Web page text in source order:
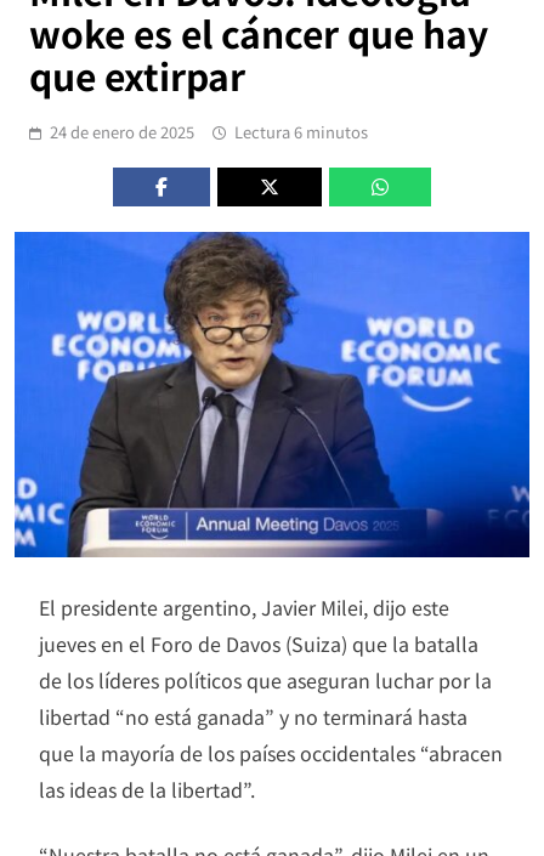
woke es el cáncer que hay
que extirpar
24 de enero de 2025 Lectura 6 minutos
El presidente argentino, Javier Milei, dijo este
jueves en el Foro de Davos (Suiza) que la batalla
de los líderes políticos que aseguran luchar por la
libertad “no está ganada” y no terminará hasta
que la mayoría de los países occidentales “abracen
las ideas de la libertad”.